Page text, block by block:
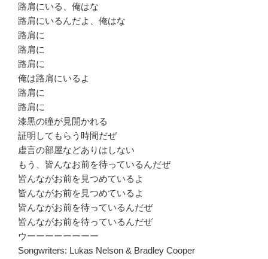
路肩にいる、俺はな
路肩にいるんだよ、俺はな
路肩に
路肩に
路肩に
俺は路肩にいるよ
路肩に
路肩に
漆黒の瞳が見開かれる
証明してもらう時間だぜ
虚言の部屋などありはしない
もう、皆んなお前を待っているんだぜ
皆んながお前を見つめているよ
皆んながお前を見つめているよ
皆んながお前を待っているんだぜ
皆んながお前を待っているんだぜ
ウーーーーーーーー
Songwriters: Lukas Nelson & Bradley Cooper